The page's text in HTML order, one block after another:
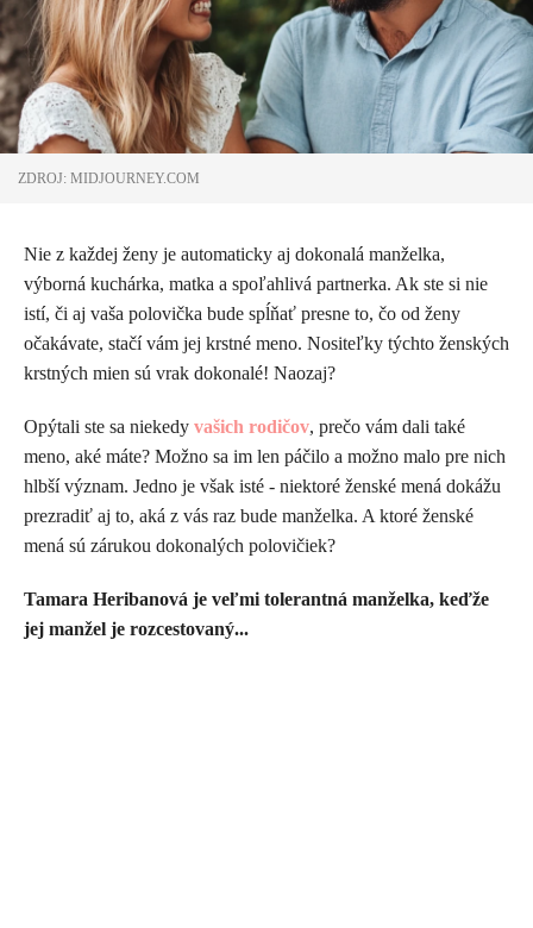
ZDROJ: MIDJOURNEY.COM
Nie z každej ženy je automaticky aj dokonalá manželka,
výborná kuchárka, matka a spoľahlivá partnerka. Ak ste si nie
istí, či aj vaša polovička bude spĺňať presne to, čo od ženy
očakávate, stačí vám jej krstné meno. Nositeľky týchto ženských
krstných mien sú vrak dokonalé! Naozaj?
Opýtali ste sa niekedy vašich rodičov, prečo vám dali také
meno, aké máte? Možno sa im len páčilo a možno malo pre nich
hlbší význam. Jedno je však isté - niektoré ženské mená dokážu
prezradiť aj to, aká z vás raz bude manželka. A ktoré ženské
mená sú zárukou dokonalých polovičiek?
Tamara Heribanová je veľmi tolerantná manželka, keďže
jej manžel je rozcestovaný...